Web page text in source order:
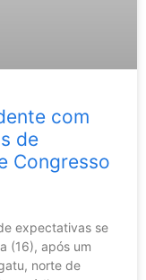
com
de
Congresso
expectativas se
(16), após um
norte de